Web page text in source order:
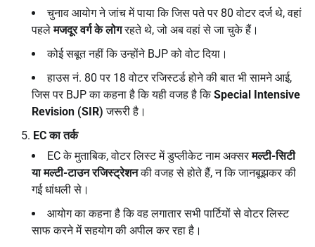
चुनाव आयोग ने जांच में पाया कि जिस पते पर 80 वोटर दर्ज थे, वहां
पहलेमजदूर वर्ग के लोगरहते थे, जो अब वहां से जा चुके हैं।
कोई सबूत नहीं कि उन्होंने BJP को वोट दिया।
हाउस नं. 80 पर 18 वोटर रजिस्टर्ड होने की बात भी सामने आई,
जिस पर BJP का कहना है कि यही वजह है किSpecial Intensive
Revision (SIR) जरूरी है।
ECका तर्क
EC के मुताबिक, वोटर लिस्ट में डुप्लीकेट नाम अक्सरमल्टी-सिटी
या मल्टी-टाउन रजिस्ट्रेशनकी वजह से होते हैं, न कि जानबूझकर की
गई धांधली से।
आयोग का कहना है कि वह लगातार सभी पार्टियों से वोटर लिस्ट
साफ करने में सहयोग की अपील कर रहा है।